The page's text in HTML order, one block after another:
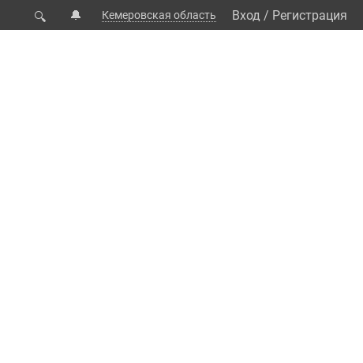
🔍 🔔 Кемеровская область Вход / Регистрация